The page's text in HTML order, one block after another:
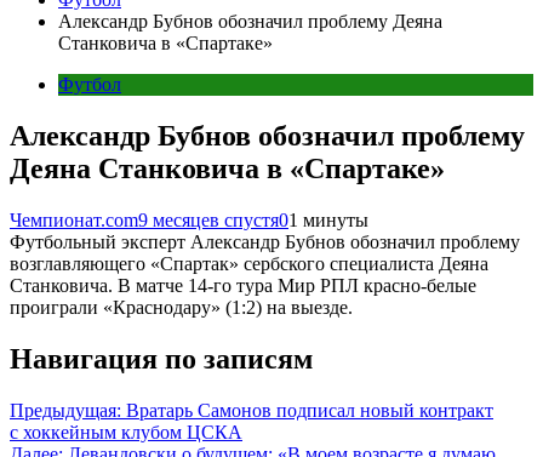
Александр Бубнов обозначил проблему Деяна
Станковича в «Спартаке»
Футбол
Александр Бубнов обозначил проблему
Деяна Станковича в «Спартаке»
Чемпионат.com9 месяцев спустя01 минуты
Футбольный эксперт Александр Бубнов обозначил проблему
возглавляющего «Спартак» сербского специалиста Деяна
Станковича. В матче 14-го тура Мир РПЛ красно-белые
проиграли «Краснодару» (1:2) на выезде.
Навигация по записям
Предыдущая: Вратарь Самонов подписал новый контракт
с хоккейным клубом ЦСКА